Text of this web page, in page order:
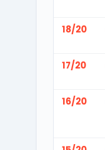
18/20
17/20
16/20